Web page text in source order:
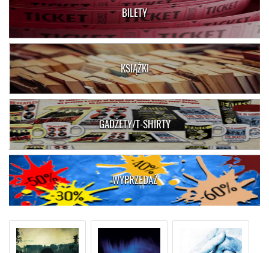
BILETY
KSIĄŻKI
GADŻETY/T-SHIRTY
WYPRZEDAŻ